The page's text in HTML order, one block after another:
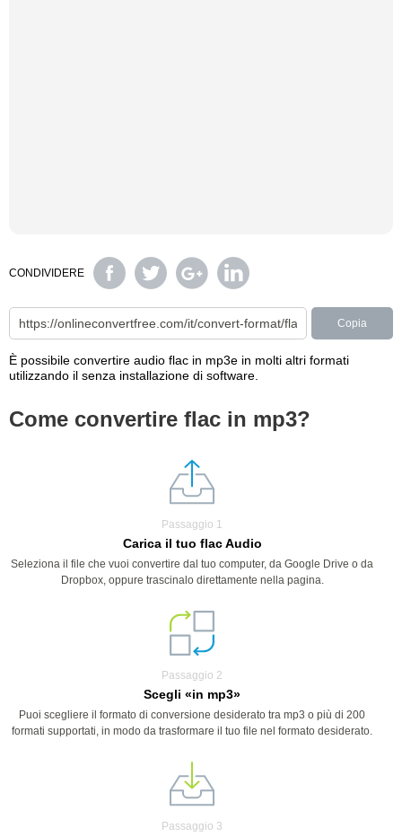
CONDIVIDERE
Copia
È possibile convertire audio flac in mp3e in molti altri formati
utilizzando il senza installazione di software.
Come convertire flac in mp3?
Passaggio 1
Carica il tuo flac Audio
Seleziona il file che vuoi convertire dal tuo computer, da Google Drive o da
Dropbox, oppure trascinalo direttamente nella pagina.
Passaggio 2
Scegli «in mp3»
Puoi scegliere il formato di conversione desiderato tra mp3 o più di 200
formati supportati, in modo da trasformare il tuo file nel formato desiderato.
Passaggio 3